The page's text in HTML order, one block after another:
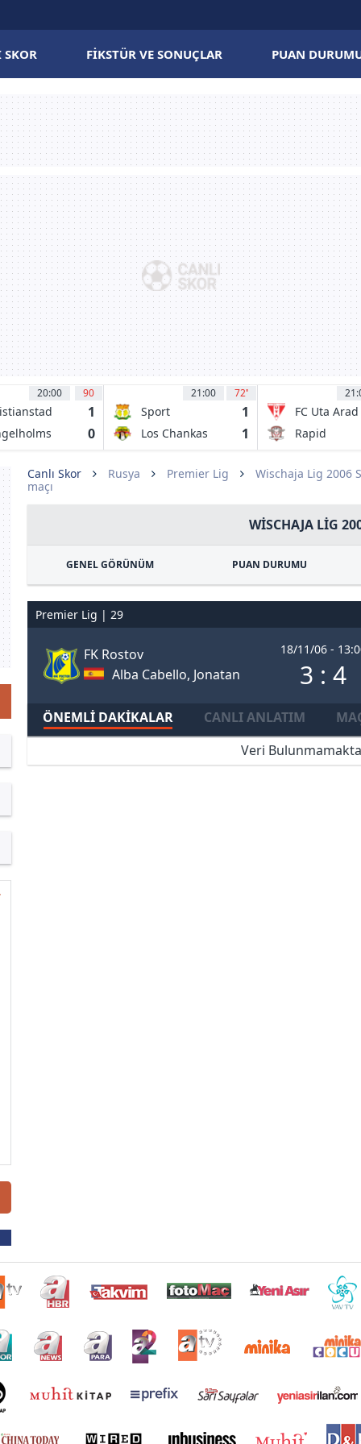
SKOR FIKSTÜR VE SONUÇLAR PUAN
20:00 90
1
0
21:00 72'
Sport
Huancayo
1
Los Chankas
1
FC Uta Arad
Rapid
1923
Canlı Skor Rusya Premier Lig
Wischaja Lig 2006
maçı
WISCHAJA LIG
GENEL GÖRÜNÜM PUAN DURUMU
Premier Lig | 29
FK Rostov
Alba Cabello, Jonatan
18/11/06 -
3 : 4
ÖNEMLI DAKIKALAR CANLI ANLATIM
Veri